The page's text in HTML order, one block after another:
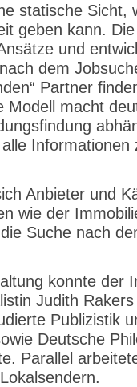
statische Sicht,
geben kann.
und
dem
Partner
Modell macht
Informationen
Anbieter und
wie der
Suche nach
konnte der
Judith
Publizistik
Deutsche
Parallel